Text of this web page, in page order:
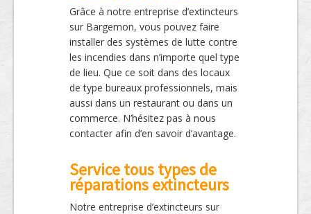
Grâce à notre entreprise d’extincteurs
sur Bargemon, vous pouvez faire
installer des systèmes de lutte contre
les incendies dans n’importe quel type
de lieu. Que ce soit dans des locaux
de type bureaux professionnels, mais
aussi dans un restaurant ou dans un
commerce. N’hésitez pas à nous
contacter afin d’en savoir d’avantage.
Service tous types de
réparations extincteurs
Notre entreprise d’extincteurs sur